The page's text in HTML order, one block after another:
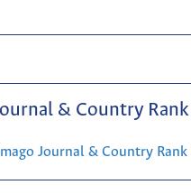
& Country Rank